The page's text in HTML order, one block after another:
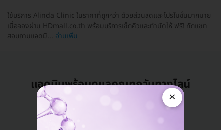
ใช้บริการ Alinda Clinic ในราคาที่ถูกกว่า ด้วยส่วนลดและโปรโมชั่นมากมาย
เมื่อจองผ่าน HDmall.co.th พร้อมบริการเช็กคิวและทำนัดให้ ฟรี! ทักแชท
สอบถามแอดมิ... อ่านเพิ่ม
แอดมินพร้อมดูแลคุณทุกวันทางไลน์
×